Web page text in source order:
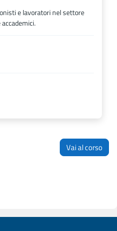
e lavoratori nel settore
Vai al corso